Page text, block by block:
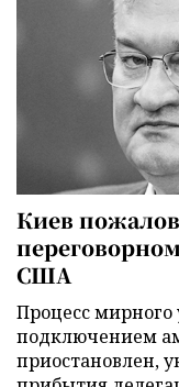
Киев
США
Процесс мирного
подключением
приостановлен,